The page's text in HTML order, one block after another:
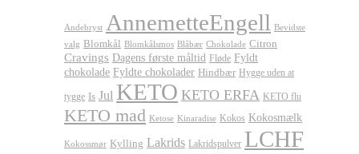
Andebryst AnnemetteEngell Bevidste
valg
Blomkål Blomkålsmos Blåbær Chokolade Citron
Cravings Dagens første måltid Fløde Fyldt
chokolade Fyldte chokolader Hindbær Hygge uden at
tygge Is Jul KETO KETO ERFA KETO flu
KETO mad Ketose Kinaradise Kokos Kokosmælk
Kokossmør Kylling Lakrids Lakridspulver LCHF